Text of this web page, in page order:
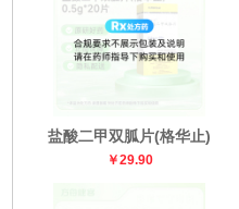
盐酸二甲双胍片(格华止)
￥29.90